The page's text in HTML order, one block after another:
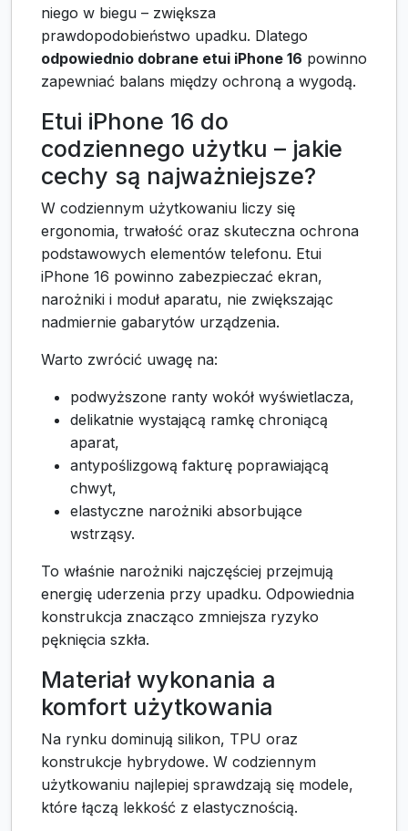
niego w biegu – zwiększa
prawdopodobieństwo upadku. Dlatego
odpowiednio dobrane etui iPhone 16 powinno
zapewniać balans między ochroną a wygodą.
Etui iPhone 16 do
codziennego użytku – jakie
cechy są najważniejsze?
W codziennym użytkowaniu liczy się
ergonomia, trwałość oraz skuteczna ochrona
podstawowych elementów telefonu. Etui
iPhone 16 powinno zabezpieczać ekran,
narożniki i moduł aparatu, nie zwiększając
nadmiernie gabarytów urządzenia.
Warto zwrócić uwagę na:
podwyższone ranty wokół wyświetlacza,
delikatnie wystającą ramkę chroniącą
aparat,
antypoślizgową fakturę poprawiającą
chwyt,
elastyczne narożniki absorbujące
wstrząsy.
To właśnie narożniki najczęściej przejmują
energię uderzenia przy upadku. Odpowiednia
konstrukcja znacząco zmniejsza ryzyko
pęknięcia szkła.
Materiał wykonania a
komfort użytkowania
Na rynku dominują silikon, TPU oraz
konstrukcje hybrydowe. W codziennym
użytkowaniu najlepiej sprawdzają się modele,
które łączą lekkość z elastycznością.